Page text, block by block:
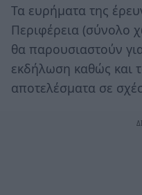
Τα ευρήματα της
Περιφέρεια (σύνολο
θα παρουσιαστούν
εκδήλωση καθώς και
αποτελέσματα σε